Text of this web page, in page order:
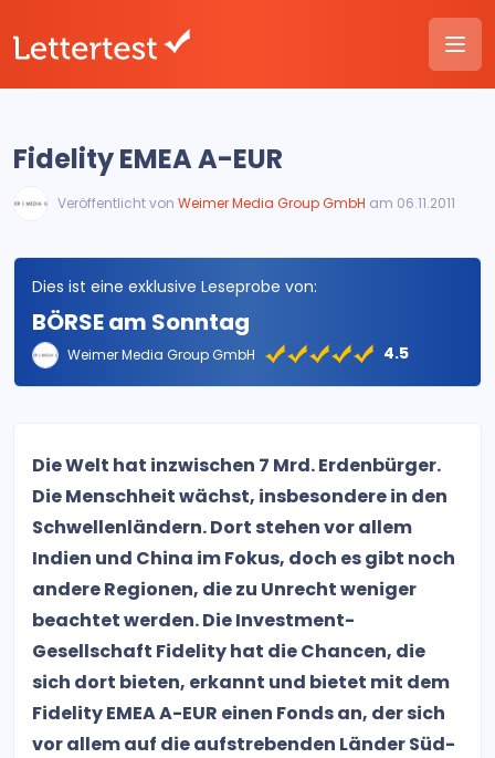
Fidelity EMEA A-EUR
Veröffentlicht von Weimer Media Group GmbH am 06.11.2011
Dies ist eine exklusive Leseprobe von:
BÖRSE am Sonntag
Weimer Media Group GmbH 4.5
Die Welt hat inzwischen 7 Mrd. Erdenbürger.
Die Menschheit wächst, insbesondere in den
Schwellenländern. Dort stehen vor allem
Indien und China im Fokus, doch es gibt noch
andere Regionen, die zu Unrecht weniger
beachtet werden. Die Investment-
Gesellschaft Fidelity hat die Chancen, die
sich dort bieten, erkannt und bietet mit dem
Fidelity EMEA A-EUR einen Fonds an, der sich
vor allem auf die aufstrebenden Länder Süd-